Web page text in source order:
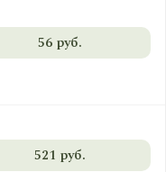
56 руб.
521 руб.